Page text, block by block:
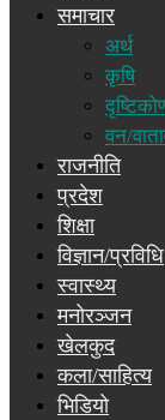
समाचार
अर्थ
कृषि
वन/
राजनीति
प्रदेश
शिक्षा
विज्ञान/प्रविधि
स्वास्थ्य
मनोरञ्जन
खेलकुद
कला/साहित्य
भिडियो